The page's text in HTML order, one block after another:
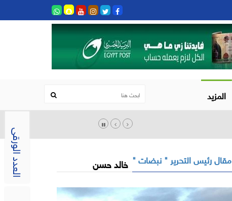
العدد الورقى
المزيد
مقال رئيس التحرير " نبضات " خالد حسن